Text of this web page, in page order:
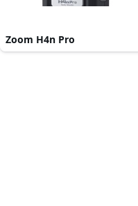
Zoom H4n Pro